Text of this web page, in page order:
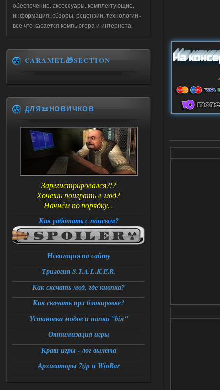
обеспечение, аксессуары, комплектующие,
информация, обзоры, рецензии, технологии -
все что касается компьютера и интернета.
CARAMEL🎁SECTION
ДЛЯ📜НОВИЧКОВ
Зарегистрировался?!?
Хочешь поиграть в мод?
Начнём по порядку...
Как работать с поиском?
Навигация по сайту
Трилогия S.T.A.L.K.E.R.
Как скачать мод, где кнопка?
Как скачать при блокировке?
Установка модов и папка "bin"
Оптимизация игры
Краш игры - лог вылета
Архиваторы 7zip и WinRar